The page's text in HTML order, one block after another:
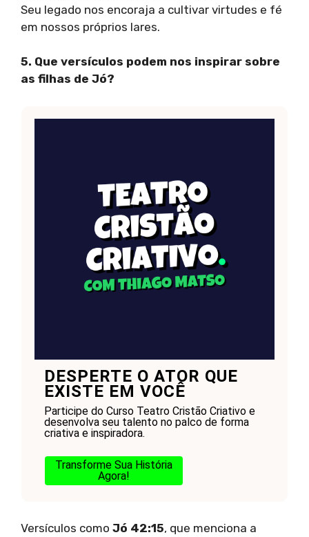
Seu legado nos encoraja a cultivar virtudes e fé
em nossos próprios lares.
5. Que versículos podem nos inspirar sobre
as filhas de Jó?
DESPERTE O ATOR QUE
EXISTE EM VOCÊ
Participe do Curso Teatro Cristão Criativo e
desenvolva seu talento no palco de forma
criativa e inspiradora.
Transforme Sua História
Agora!
Versículos como Jó 42:15, que menciona a